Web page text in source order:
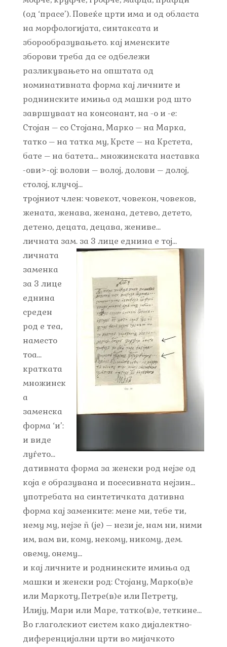
(од ‘прасе’). Повеќе црти има и од областа
на морфологијата, синтаксата и
зборообразувањето. кај именските
зборови треба да се одбележи
разликувањето на општата од
номинативната форма кај личните и
роднинските имиња од машки род што
завршуваат на консонант, на -о и -е:
Стојан – со Стојана, Марко – на Марка,
татко – на татка му, Крсте – на Крстета,
бате – на батета… множинската наставка
-ови>-ој: волови – волој, долови – долој,
столој, клучој…
тројниот член: човекот, човекон, човеков,
жената, женава, женана, детево, детето,
детено, децата, децава, жениве…
личната зам. за 3 лице еднина е тој…
личната
заменка
за 3 лице
еднина
среден
род е теа,
наместо
тоа…
кратката
множинск
а
заменска
форма ‘и’:
и виде
луѓето…
дативната форма за женски род нејзе од
која е образувана и посесивната нејзин…
употребата на синтетичката дативна
форма кај заменките: мене ми, тебе ти,
нему му, нејзе ñ (је) – нези је, нам ни, ними
им, вам ви, кому, некому, никому, дем.
овему, онему…
и кај личните и роднинските имиња од
машки и женски род: Стојану, Марко(в)е
или Маркоту, Петре(в)е или Петрету,
Илију, Мари или Маре, татко(в)е, теткине…
Во глаголскиот систем како дијалектно-
диференцијални црти во мијачкото